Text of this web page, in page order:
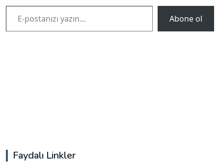
E-postanızı yazın…
Abone ol
Faydalı Linkler